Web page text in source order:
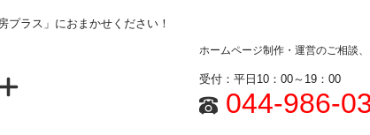
プラス」におまかせください！
ホームページ制作・運営のご相談
受付：平日10：00～19：00
044-986-